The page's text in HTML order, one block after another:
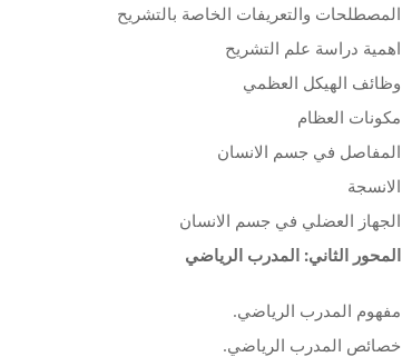
المصطلحات والتعريفات الخاصة بالتشريح
اهمية دراسة علم التشريح
وظائف الهيكل العظمي
مكونات العظام
المفاصل في جسم الانسان
الانسجة
الجهاز العضلي في جسم الانسان
المحور الثاني: المدرب الرياضي
مفهوم المدرب الرياضي.
خصائص المدرب الرياضي.